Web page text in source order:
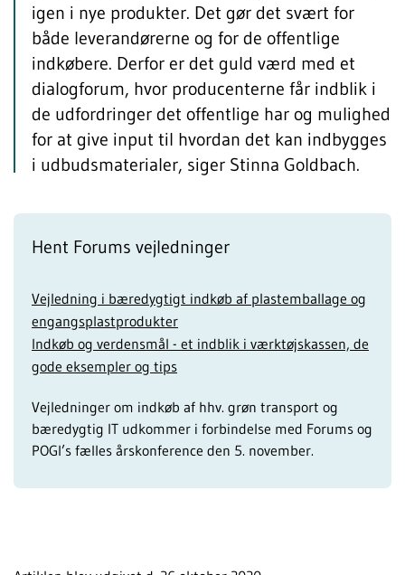
igen i nye produkter. Det gør det svært for
både leverandørerne og for de offentlige
indkøbere. Derfor er det guld værd med et
dialogforum, hvor producenterne får indblik i
de udfordringer det offentlige har og mulighed
for at give input til hvordan det kan indbygges
i udbudsmaterialer, siger Stinna Goldbach.
Hent Forums vejledninger
Vejledning i bæredygtigt indkøb af plastemballage og
engangsplastprodukter
Indkøb og verdensmål - et indblik i værktøjskassen, de
gode eksempler og tips
Vejledninger om indkøb af hhv. grøn transport og
bæredygtig IT udkommer i forbindelse med Forums og
POGI’s fælles årskonference den 5. november.